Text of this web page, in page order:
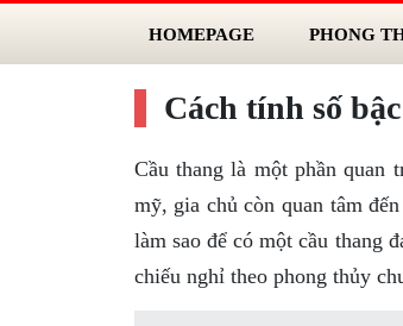
HOMEPAGE PHONG
Cách tính số
Cầu thang là một phần
mỹ, gia chủ còn quan tâm
làm sao để có một cầu thang
chiếu nghỉ theo phong thủy